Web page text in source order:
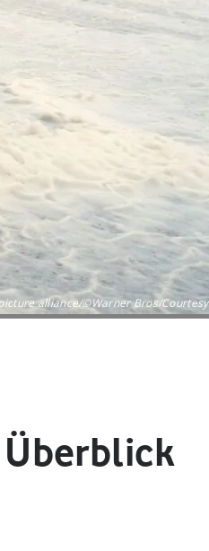
alliance/©Warner Bros/